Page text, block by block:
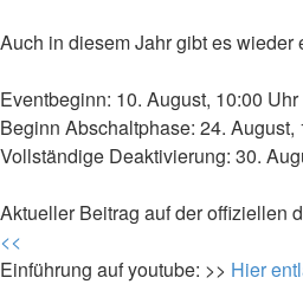
Auch in diesem Jahr gibt es wieder
Eventbeginn: 10. August, 10:00
Beginn Abschaltphase: 24. August,
Vollständige Deaktivierung: 30.
Aktueller Beitrag auf der offiziellen
<<
Einführung auf youtube: >> Hier